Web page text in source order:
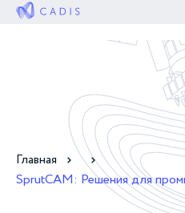
Главная
SprutCAM: Решения для